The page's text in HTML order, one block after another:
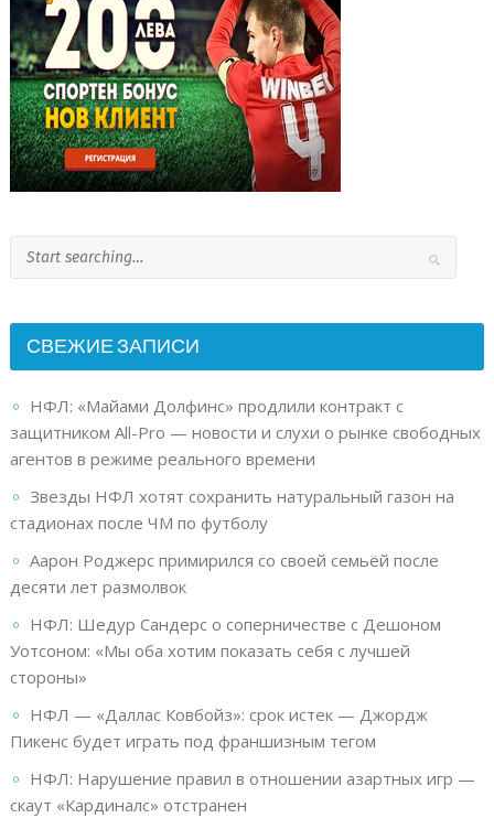
СВЕЖИЕ ЗАПИСИ
НФЛ: «Майами Долфинс» продлили контракт с
защитником All-Pro — новости и слухи о рынке свободных
агентов в режиме реального времени
Звезды НФЛ хотят сохранить натуральный газон на
стадионах после ЧМ по футболу
Аарон Роджерс примирился со своей семьёй после
десяти лет размолвок
НФЛ: Шедур Сандерс о соперничестве с Дешоном
Уотсоном: «Мы оба хотим показать себя с лучшей
стороны»
НФЛ — «Даллас Ковбойз»: срок истек — Джордж
Пикенс будет играть под франшизным тегом
НФЛ: Нарушение правил в отношении азартных игр —
скаут «Кардиналс» отстранен